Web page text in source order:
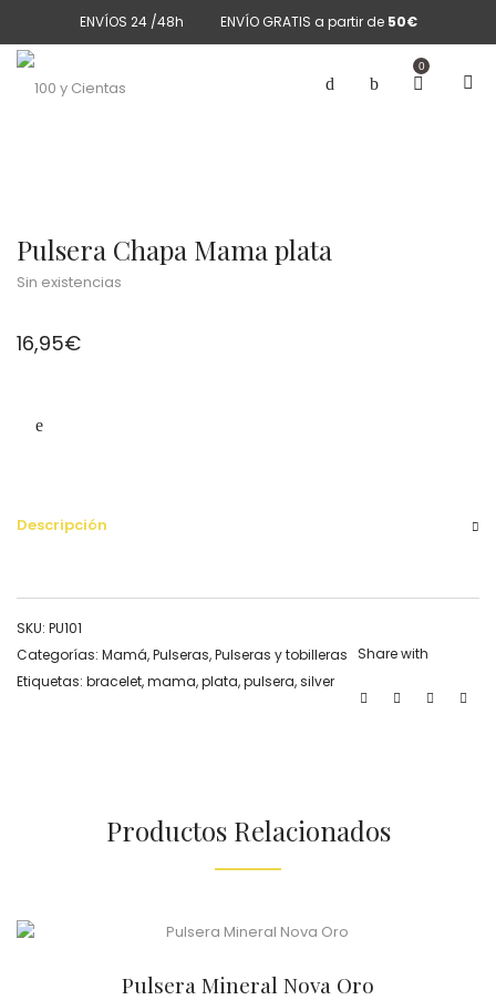
ENVÍOS 24 /48h ENVÍO GRATIS a partir de 50€
0
Pulsera Chapa Mama plata
Sin existencias
16,95€
Descripción
SKU: PU101
Categorías: Mamá,Pulseras,Pulseras y tobilleras
Etiquetas: bracelet,mama,plata,pulsera,silver
Share with
Productos Relacionados
Pulsera Mineral Nova Oro